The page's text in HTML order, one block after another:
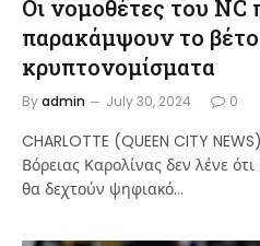
Οι νομοθέτες του
παρακάμψουν το
κρυπτονομίσματα
Byadmin July 30, 2024 0
CHARLOTTE (QUEEN CITY
Βόρειας Καρολίνας δεν λένε
θα δεχτούν ψηφιακό…